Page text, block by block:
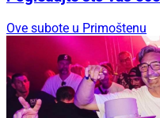
Ove subote u Primoštenu